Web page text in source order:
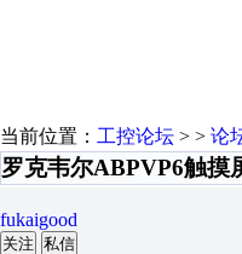
当前位置： 工控论坛 > > 论
罗克韦尔ABPVP6触摸
fukaigood
关注 私信